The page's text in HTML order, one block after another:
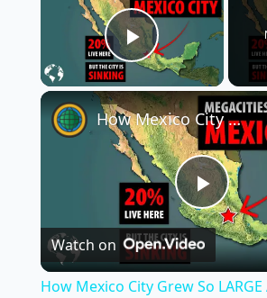
Play Video
Play
How Mexico City Grew So LARGE And Why It's Facing An Existential Problem
Watch on
How Mexico City Grew So